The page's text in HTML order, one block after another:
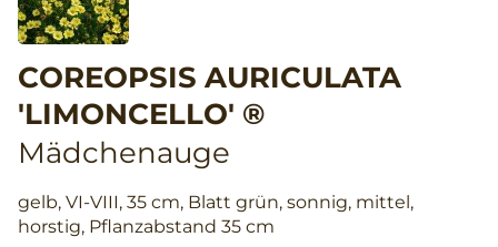
COREOPSIS AURICULATA
'LIMONCELLO' ®
Mädchenauge
gelb, VI-VIII, 35 cm, Blatt grün, sonnig, mittel,
horstig, Pflanzabstand 35 cm